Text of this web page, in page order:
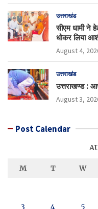
उत्तराखंड
सीएम धामी ने
धोकर लिया
August 4,
उत्तराखंड
उत्तराखण्ड :
August 3,
Post Calendar
M T W
3 4 5